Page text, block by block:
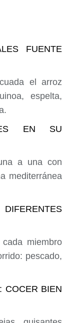
FUENTE
el arroz
espelta,
EN SU
a una con
mediterránea
miembro
pescado,
COCER BIEN